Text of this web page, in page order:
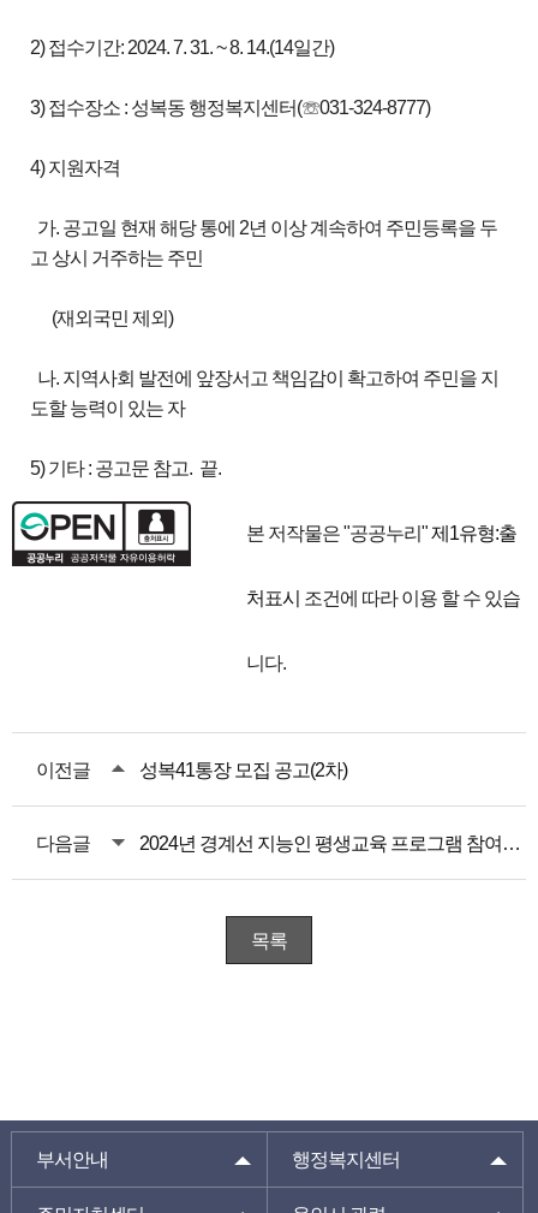
2) 접수기간: 2024. 7. 31. ~ 8. 14.(14일간)
3) 접수장소 : 성복동 행정복지센터(☏031-324-8777)
4) 지원자격
가. 공고일 현재 해당 통에 2년 이상 계속하여 주민등록을 두
고 상시 거주하는 주민
(재외국민 제외)
나. 지역사회 발전에 앞장서고 책임감이 확고하여 주민을 지
도할 능력이 있는 자
5) 기타 : 공고문 참고. 끝.
본 저작물은 "공공누리"제1유형:출
처표시 조건에 따라 이용 할 수 있습
니다.
이전글 성복41통장 모집 공고(2차)
다음글 2024년 경계선 지능인 평생교육 프로그램 참여자 모집 안내
목록
부서안내 행정복지센터